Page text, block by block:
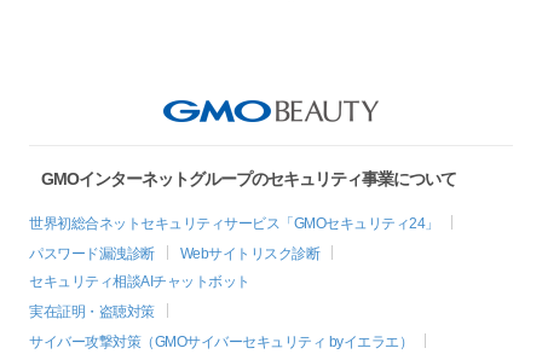
GMOインターネットグループのセキュリティ事業について
世界初総合ネットセキュリティサービス「GMOセキュリティ24」
パスワード漏洩診断
Webサイトリスク診断
セキュリティ相談AIチャットボット
実在証明・盗聴対策
サイバー攻撃対策（GMOサイバーセキュリティ byイエラエ）